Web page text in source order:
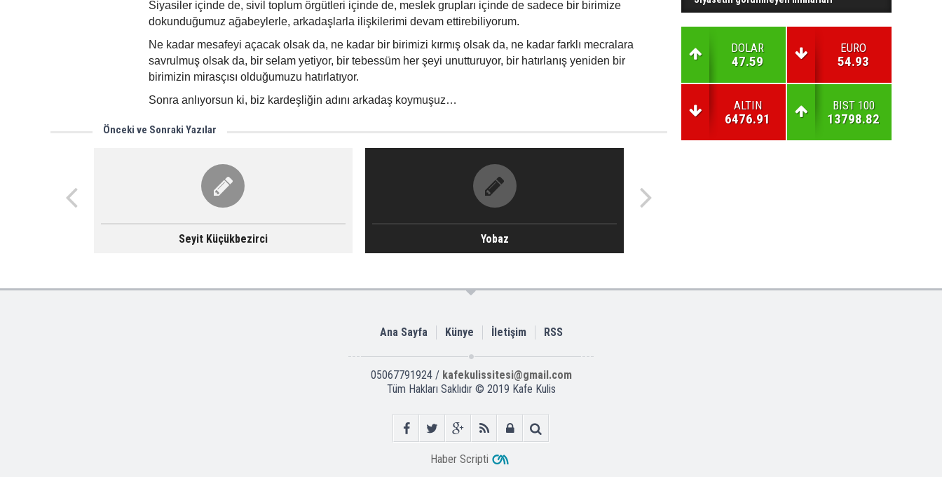
Siyasiler içinde de, sivil toplum örgütleri içinde de, meslek grupları içinde de sadece bir birimize
dokunduğumuz ağabeylerle, arkadaşlarla ilişkilerimi devam ettirebiliyorum.
Ne kadar mesafeyi açacak olsak da, ne kadar bir birimizi kırmış olsak da, ne kadar farklı mecralara
savrulmuş olsak da, bir selam yetiyor, bir tebessüm her şeyi unutturuyor, bir hatırlanış yeniden bir
birimizin mirasçısı olduğumuzu hatırlatıyor.
Sonra anlıyorsun ki, biz kardeşliğin adını arkadaş koymuşuz…
Önceki ve Sonraki Yazılar
Seyit Küçükbezirci Yobaz
DOLAR
47.59
EURO
54.93
ALTIN
6476.91
BIST 100
13798.82
Ana Sayfa Künye İletişim RSS
05067791924 / kafekulissitesi@gmail.com
Tüm Hakları Saklıdır © 2019 Kafe Kulis
Haber Scripti